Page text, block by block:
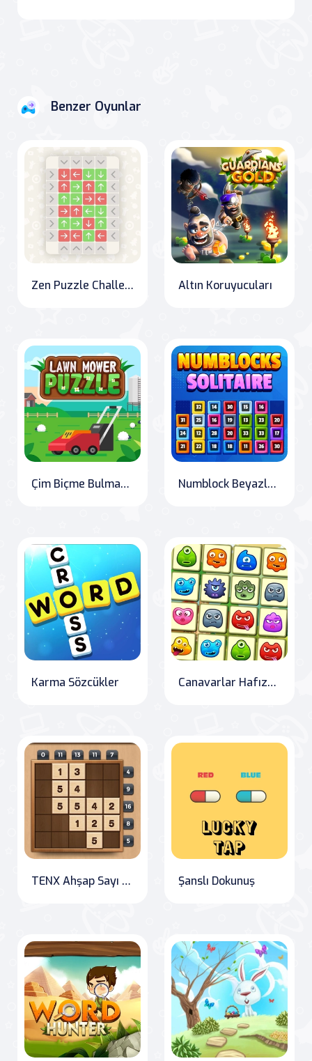
Benzer Oyunlar
Zen Puzzle Challenge Altın Koruyucuları
Çim Biçme Bulmacası Numblock Beyazlatma
Karma Sözcükler Canavarlar Hafızası
TENX Ahşap Sayı Bulmaca Oyunu Şanslı Dokunuş